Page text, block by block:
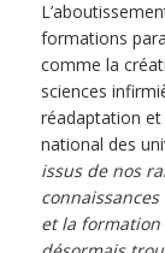
formations
comme la
sciences
réadaptation et
national des
issus de nos
et la